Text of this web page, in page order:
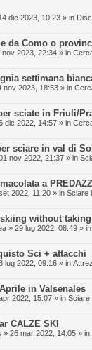
dic 2023, 10:23 » in
da Como o
nov 2023, 22:34 » in
settimana
nov 2023, 18:53 » in
sciate in Friuli/
dic 2022, 14:57 » in
sciare in val di
nov 2022, 21:37 » in
a
2022, 11:20 » in Sciare
without
» 29 lug 2022, 08:49 » in
Sci + attacchi
lug 2022, 09:16 » in
in Valsenales
2022, 15:07 » in Sciare
CALZE SKI
» 26 mar 2022, 14:05 » in